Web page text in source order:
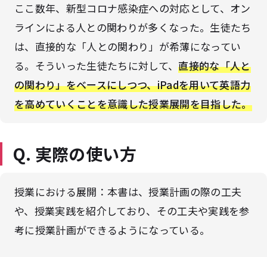
ここ数年、新型コロナ感染症への対応として、オン
ラインによる人との関わりが多くなった。生徒たち
は、直接的な「人との関わり」が希薄になってい
る。そういった生徒たちに対して、直接的な「人と
の関わり」をベースにしつつ、iPadを用いて英語力
を高めていくことを意識した授業展開を目指した。
Q. 実際の使い方
授業における展開：本書は、授業計画の際の工夫
や、授業実践を紹介しており、その工夫や実践を参
考に授業計画ができるようになっている。